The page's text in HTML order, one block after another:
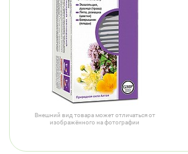
Внешний вид товара может отличаться от
изображённого на фотографии